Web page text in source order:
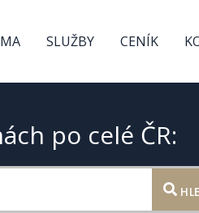
SLUŽBY CENÍK
po celé ČR: